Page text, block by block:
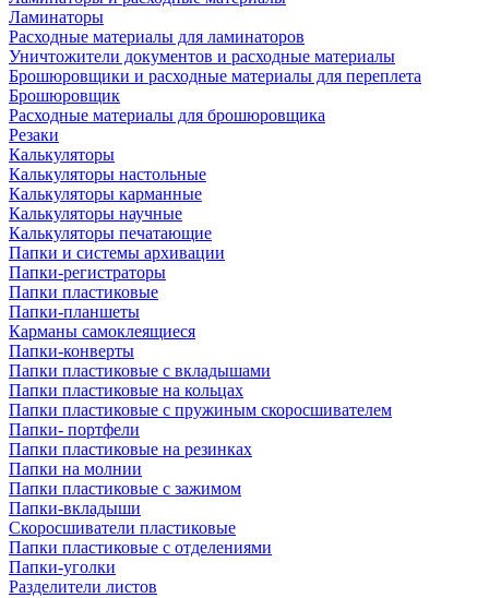
Ламинаторы
Расходные материалы для ламинаторов
Уничтожители документов и расходные материалы
Брошюровщики и расходные материалы для переплета
Брошюровщик
Расходные материалы для брошюровщика
Резаки
Калькуляторы
Калькуляторы настольные
Калькуляторы карманные
Калькуляторы научные
Калькуляторы печатающие
Папки и системы архивации
Папки-регистраторы
Папки пластиковые
Папки-планшеты
Карманы самоклеящиеся
Папки-конверты
Папки пластиковые с вкладышами
Папки пластиковые на кольцах
Папки пластиковые с пружиным скоросшивателем
Папки- портфели
Папки пластиковые на резинках
Папки на молнии
Папки пластиковые с зажимом
Папки-вкладыши
Скоросшиватели пластиковые
Папки пластиковые с отделениями
Папки-уголки
Разделители листов